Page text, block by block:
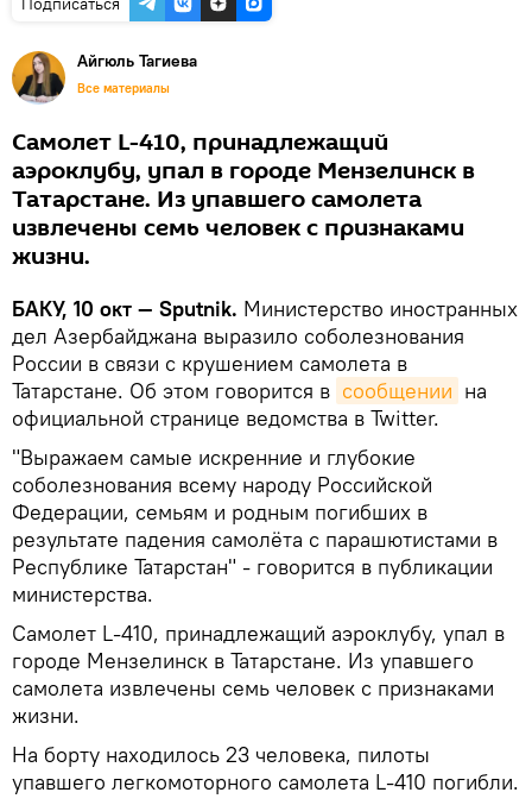
Айгюль Тагиева
Все материалы
Самолет L-410, принадлежащий
аэроклубу, упал в городе Мензелинск в
Татарстане. Из упавшего самолета
извлечены семь человек с признаками
жизни.
БАКУ, 10 окт — Sputnik. Министерство иностранных
дел Азербайджана выразило соболезнования
России в связи с крушением самолета в
Татарстане. Об этом говорится в сообщении на
официальной странице ведомства в Twitter.
"Выражаем самые искренние и глубокие
соболезнования всему народу Российской
Федерации, семьям и родным погибших в
результате падения самолёта с парашютистами в
Республике Татарстан" - говорится в публикации
министерства.
Самолет L-410, принадлежащий аэроклубу, упал в
городе Мензелинск в Татарстане. Из упавшего
самолета извлечены семь человек с признаками
жизни.
На борту находилось 23 человека, пилоты
упавшего легкомоторного самолета L-410 погибли.